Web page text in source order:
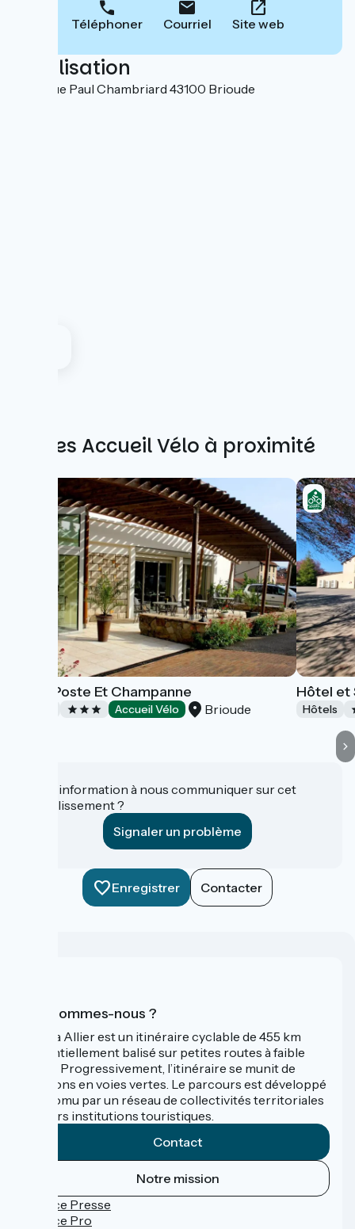
Téléphoner Courriel Site web
Localisation
3 Avenue Paul Chambriard 43100 Brioude
Autres Accueil Vélo à proximité
Hôtel Poste Et Champanne
Accueil Vélo Brioude
Hôtel et
Hôtels
Une information à nous communiquer sur cet
établissement ?
Signaler un problème
Enregistrer Contacter
Qui sommes-nous ?
La Via Allier est un itinéraire cyclable de 455 km
essentiellement balisé sur petites routes à faible
trafic. Progressivement, l’itinéraire se munit de
sections en voies vertes. Le parcours est développé
et promu par un réseau de collectivités territoriales
et leurs institutions touristiques.
Contact
Notre mission
Espace Presse
Espace Pro